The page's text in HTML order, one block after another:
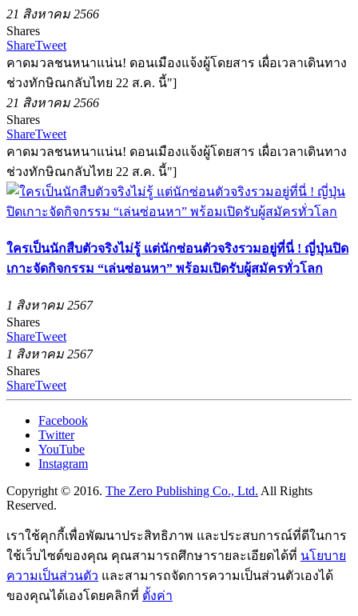
21 สิงหาคม 2566
Shares
ShareTweet
คาดมวลชนหนาแน่น! ดอนเมืองแจ้งผู้โดยสาร เผื่อเวลาเดินทาง
ช่วงทักษิณกลับไทย 22 ส.ค. นี้"]
21 สิงหาคม 2566
Shares
ShareTweet
คาดมวลชนหนาแน่น! ดอนเมืองแจ้งผู้โดยสาร เผื่อเวลาเดินทาง
ช่วงทักษิณกลับไทย 22 ส.ค. นี้"]
ใครเป็นนักสืบตัวจริงไม่รู้ แต่นักซ่อนตัวจริงรวมอยู่ที่นี่ ! ญี่ปุ่นปิด
เกาะจัดกิจกรรม “เล่นซ่อนหา” พร้อมเปิดรับผู้สมัครทั่วโลก
1 สิงหาคม 2567
Shares
ShareTweet
1 สิงหาคม 2567
Shares
ShareTweet
Facebook
Twitter
YouTube
Instagram
Copyright © 2016. The Zero Publishing Co., Ltd. All Rights
Reserved.
เราใช้คุกกี้เพื่อพัฒนาประสิทธิภาพ และประสบการณ์ที่ดีในการ
ใช้เว็บไซต์ของคุณ คุณสามารถศึกษารายละเอียดได้ที่ นโยบาย
ความเป็นส่วนตัว และสามารถจัดการความเป็นส่วนตัวเองได้
ของคุณได้เองโดยคลิกที่ ตั้งค่า